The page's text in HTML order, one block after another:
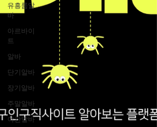
유흥룸알
바
아르바이
트
알바
단기알바
장기알바
주말알바
야간알바